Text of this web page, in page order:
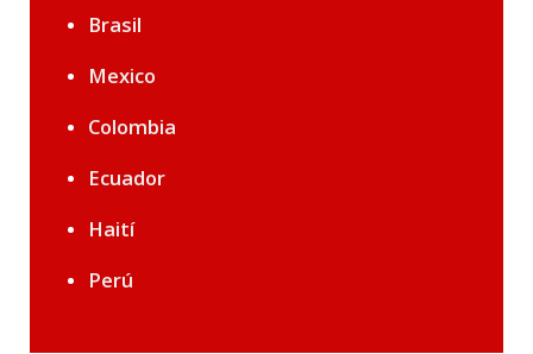
Brasil
Mexico
Colombia
Ecuador
Haití
Perú